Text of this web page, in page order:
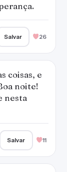
Salvar 26
coisas, e
noite!
nesta
Salvar 11